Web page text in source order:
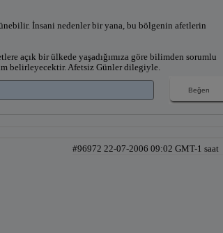
İnsani nedenler bir yana, bu bölgenin afetlerin
açık bir ülkede yaşadığımıza göre bilimden sorumlu
belirleyecektir. Afetsiz Günler dilegiyle.
#96972 22-07-2006 09:02 GMT-1 saat